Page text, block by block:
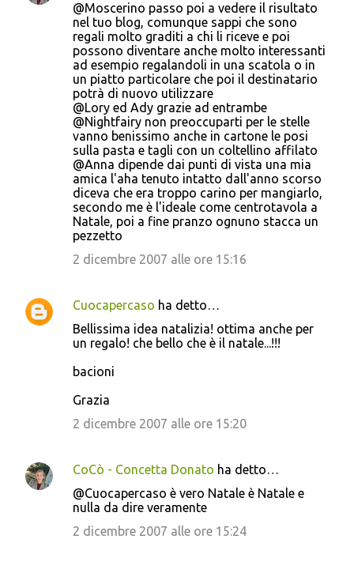
@Moscerino passo poi a vedere il risultato
nel tuo blog, comunque sappi che sono
regali molto graditi a chi li riceve e poi
possono diventare anche molto interessanti
ad esempio regalandoli in una scatola o in
un piatto particolare che poi il destinatario
potrà di nuovo utilizzare
@Lory ed Ady grazie ad entrambe
@Nightfairy non preoccuparti per le stelle
vanno benissimo anche in cartone le posi
sulla pasta e tagli con un coltellino affilato
@Anna dipende dai punti di vista una mia
amica l'aha tenuto intatto dall'anno scorso
diceva che era troppo carino per mangiarlo,
secondo me è l'ideale come centrotavola a
Natale, poi a fine pranzo ognuno stacca un
pezzetto
2 dicembre 2007 alle ore 15:16
Cuocapercaso ha detto…
Bellissima idea natalizia! ottima anche per
un regalo! che bello che è il natale...!!!
bacioni
Grazia
2 dicembre 2007 alle ore 15:20
CoCò - Concetta Donato ha detto…
@Cuocapercaso è vero Natale è Natale e
nulla da dire veramente
2 dicembre 2007 alle ore 15:24